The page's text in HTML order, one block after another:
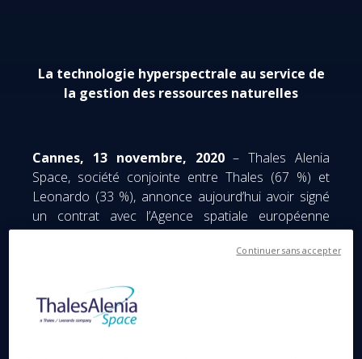
La technologie hyperspectrale au service de
la gestion des ressources naturelles
Cannes, 13 novembre, 2020– Thales Alenia
Space, société conjointe entre Thales (67 %) et
Leonardo (33 %), annonce aujourd’hui avoir signé
un contrat avec l’Agence spatiale européenne
(ESA), dont la première tranche s’élève à 90 millions
d'euros, pour la conception et le développement
de la mission d’imagerie hyperspectrale CHIME
montant total du contrat s’élève à 455 m€. La
Continuer sans accepter